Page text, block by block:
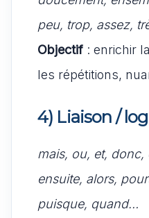
peu, trop, assez,
Objectif : enrichir
les répétitions,
4) Liaison /
mais, ou, et, donc,
ensuite, alors,
puisque, quand…